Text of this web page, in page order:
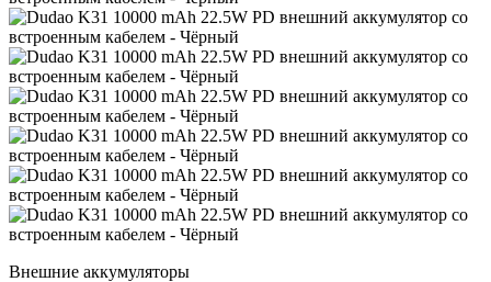
Внешние аккумуляторы